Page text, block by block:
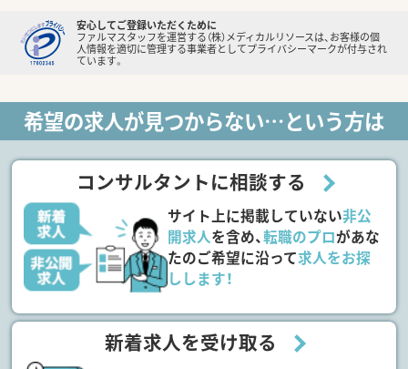
安心してご登録いただくために
ファルマスタッフを運営する（株）メディカルリソースは、お客様の個
人情報を適切に管理する事業者としてプライバシーマークが付与され
ています。
希望の求人が見つからない…という方は
コンサルタントに相談する
サイト上に掲載していない非公
開求人を含め、転職のプロがあな
たのご希望に沿って求人をお探
しします！
新着求人を受け取る